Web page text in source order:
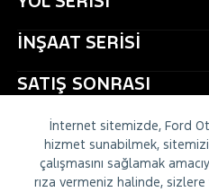
İnternet sitemizde, Ford
hizmet sunabilmek,
çalışmasını sağlamak
rıza vermeniz halinde,
İNŞAAT SERİSİ
SATIŞ SONRASI
CONNECTRUCK
HİZMETLER